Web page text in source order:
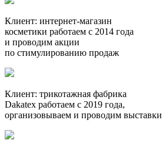
Клиент: интернет-магазин
косметики работаем с 2014 года
и проводим акции
по стимулированию продаж
Клиент: трикотажная фабрика
Dakatex работаем с 2019 года,
организовываем и проводим выставки